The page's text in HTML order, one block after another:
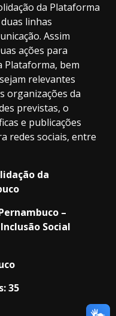
da Plataforma
linhas
Assim
ações para
Plataforma, bem
relevantes
organizações da
previstas, o
e publicações
redes sociais, entre
da
–
Social
35